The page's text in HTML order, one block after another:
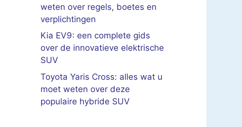
weten over regels, boetes en
verplichtingen
Kia EV9: een complete gids
over de innovatieve elektrische
SUV
Toyota Yaris Cross: alles wat u
moet weten over deze
populaire hybride SUV